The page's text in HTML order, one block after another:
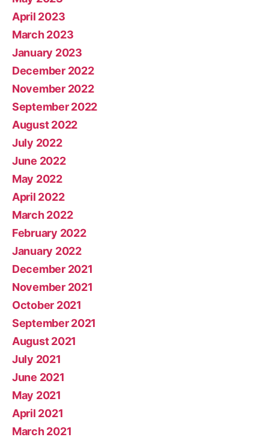
April 2023
March 2023
January 2023
December 2022
November 2022
September 2022
August 2022
July 2022
June 2022
May 2022
April 2022
March 2022
February 2022
January 2022
December 2021
November 2021
October 2021
September 2021
August 2021
July 2021
June 2021
May 2021
April 2021
March 2021